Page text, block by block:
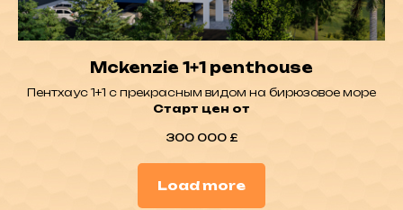
Mckenzie 1+1 penthouse
Пентхаус 1+1 с прекрасным видом на бирюзовое море
Старт цен от
300 000 £
Load more